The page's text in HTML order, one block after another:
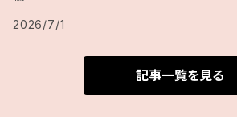
2026/7/1
記事一覧を見る